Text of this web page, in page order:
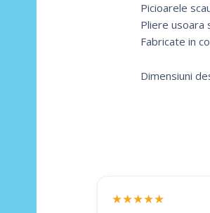
Picioarele
Pliere usoara
Fabricate in
Dimensiuni
★★★★★